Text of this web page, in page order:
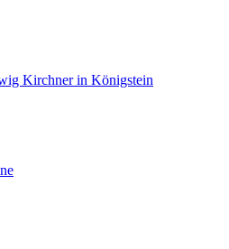
Kirchner in Königstein